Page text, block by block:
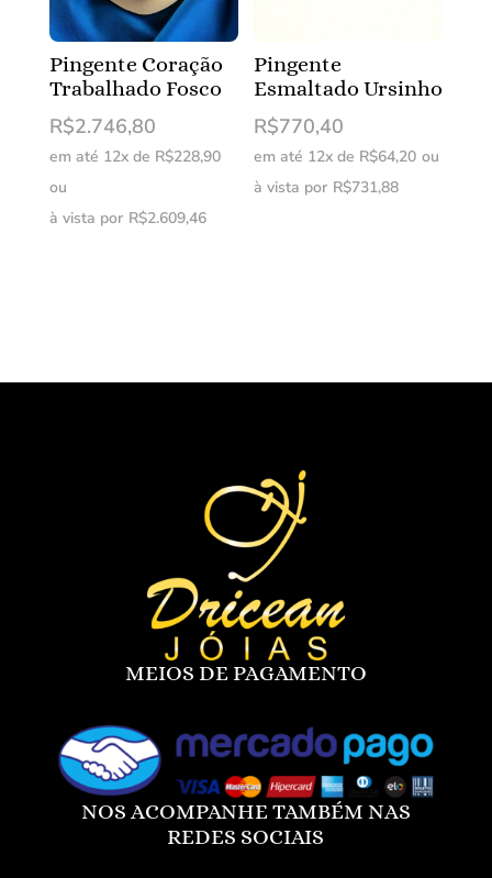
Pingente Coração
Trabalhado Fosco
R$2.746,80
em até 12x de R$228,90
ou
à vista por R$2.609,46
Pingente
Esmaltado Ursinho
R$770,40
em até 12x de R$64,20 ou
à vista por R$731,88
MEIOS DE PAGAMENTO
NOS ACOMPANHE TAMBÉM NAS
REDES SOCIAIS